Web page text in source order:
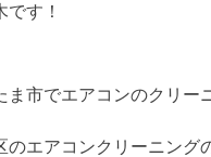
す！
市でエアコンのクリー
のエアコンクリーニング